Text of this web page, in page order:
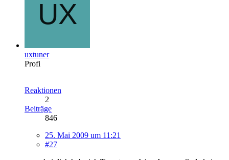
uxtuner
Profi
Reaktionen
2
Beiträge
846
25. Mai 2009 um 11:21
#27